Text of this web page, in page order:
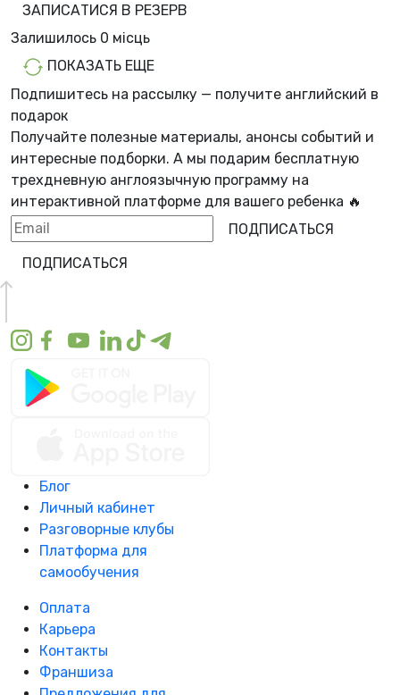
ЗАПИСАТИСЯ В РЕЗЕРВ
Залишилось 0 місць
ПОКАЗАТЬ ЕЩЕ
Подпишитесь на рассылку — получите английский в
подарок
Получайте полезные материалы, анонсы событий и
интересные подборки. А мы подарим бесплатную
трехдневную англоязычную программу на
интерактивной платформе для вашего ребенка 🔥
ПОДПИСАТЬСЯ
ПОДПИСАТЬСЯ
Блог
Личный кабинет
Разговорные клубы
Платформа для
самообучения
Оплата
Карьера
Контакты
Франшиза